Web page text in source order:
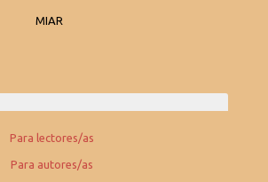
MIAR
Para lectores/as
Para autores/as